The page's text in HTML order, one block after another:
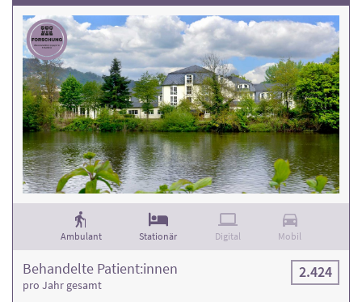
Ambulant Stationär Digital Mobil
Behandelte Patient:innen
pro Jahr gesamt
2.424